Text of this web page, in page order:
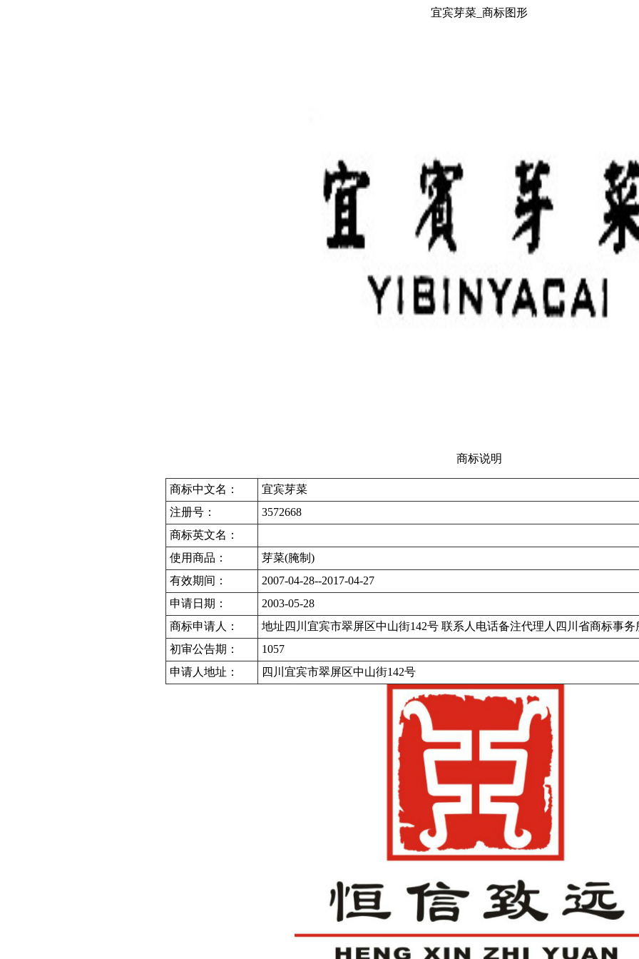
宜宾芽菜_商标图形
商标说明
商标中文名：
宜宾芽菜
注册号：
3572668
商标英文名：
使用商品：
芽菜(腌制)
有效期间：
2007-04-28--2017-04-27
申请日期：
2003-05-28
商标申请人：
地址四川宜宾市翠屏区中山街142号 联系人电话备注代理人四川省商标事务
初审公告期：
1057
申请人地址：
四川宜宾市翠屏区中山街142号